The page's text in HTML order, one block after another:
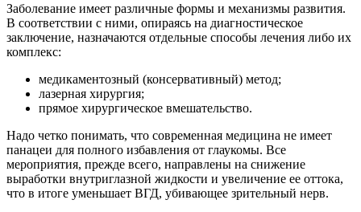
Заболевание имеет различные формы и механизмы развития.
В соответствии с ними, опираясь на диагностическое
заключение, назначаются отдельные способы лечения либо их
комплекс:
медикаментозный (консервативный) метод;
лазерная хирургия;
прямое хирургическое вмешательство.
Надо четко понимать, что современная медицина не имеет
панацеи для полного избавления от глаукомы. Все
мероприятия, прежде всего, направлены на снижение
выработки внутриглазной жидкости и увеличение ее оттока,
что в итоге уменьшает ВГД, убивающее зрительный нерв.